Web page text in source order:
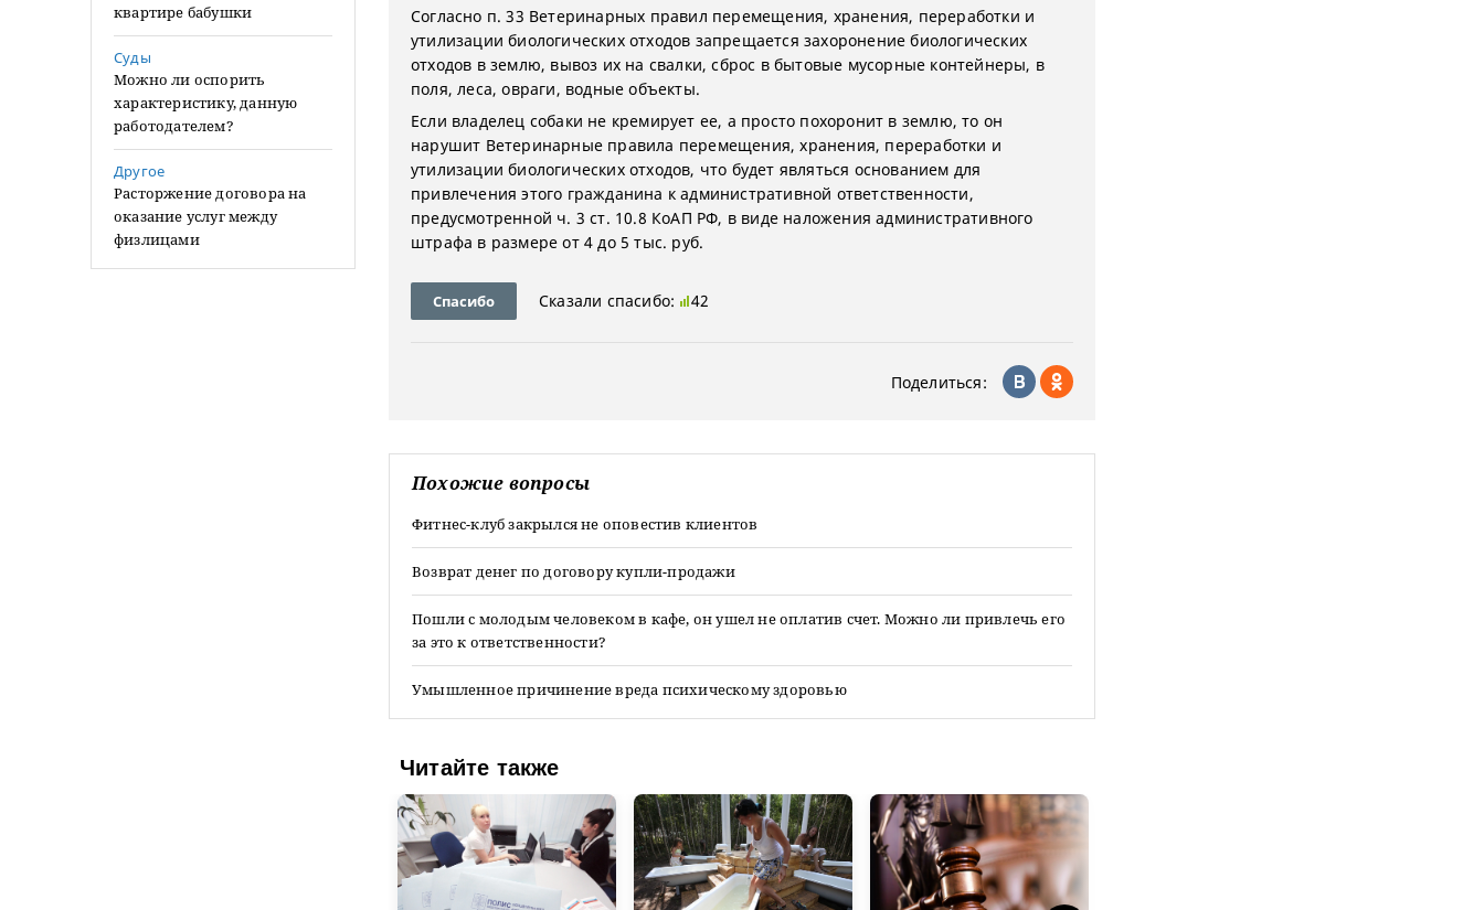
квартире бабушки
Суды
Можно ли оспорить
характеристику, данную
работодателем?
Другое
Расторжение договора на
оказание услуг между
физлицами
Согласно п. 33 Ветеринарных правил перемещения, хранения, переработки и
утилизации биологических отходов запрещается захоронение биологических
отходов в землю, вывоз их на свалки, сброс в бытовые мусорные контейнеры, в
поля, леса, овраги, водные объекты.
Если владелец собаки не кремирует ее, а просто похоронит в землю, то он
нарушит Ветеринарные правила перемещения, хранения, переработки и
утилизации биологических отходов, что будет являться основанием для
привлечения этого гражданина к административной ответственности,
предусмотренной ч. 3 ст. 10.8 КоАП РФ, в виде наложения административного
штрафа в размере от 4 до 5 тыс. руб.
Спасибо Сказали спасибо: 42
Поделиться:
Похожие вопросы
Фитнес-клуб закрылся не оповестив клиентов
Возврат денег по договору купли-продажи
Пошли с молодым человеком в кафе, он ушел не оплатив счет. Можно ли привлечь его
за это к ответственности?
Умышленное причинение вреда психическому здоровью
Читайте также